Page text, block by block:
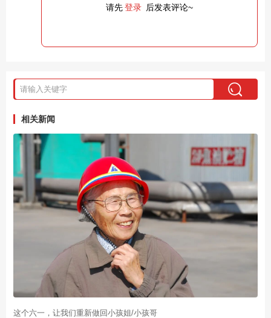
请先登录 后发表评论~
相关新闻
这个六一，让我们重新做回小孩姐/小孩哥